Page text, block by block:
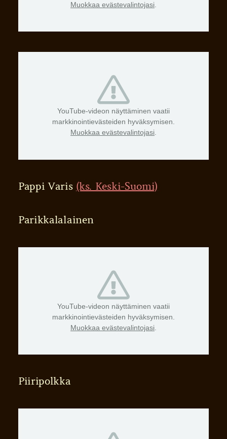
Muokkaa evästevalintojasi
YouTube-videon näyttäminen vaatii
markkinointievästeiden hyväksymisen.
Muokkaa evästevalintojasi.
Pappi Varis (ks. Keski-Suomi)
Parikkalalainen
YouTube-videon näyttäminen vaatii
markkinointievästeiden hyväksymisen.
Muokkaa evästevalintojasi
Piiripolkka